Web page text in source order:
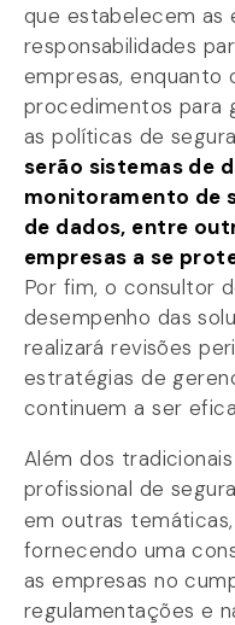
que estabelecem as
responsabilidades
empresas, enquanto
procedimentos para
as políticas de
serão sistemas de
monitoramento de
de dados, entre
empresas a se
Por fim, o consultor
desempenho das
realizará revisões
estratégias de
continuem a ser
Além dos
profissional de
em outras
fornecendo uma
as empresas no
regulamentações e